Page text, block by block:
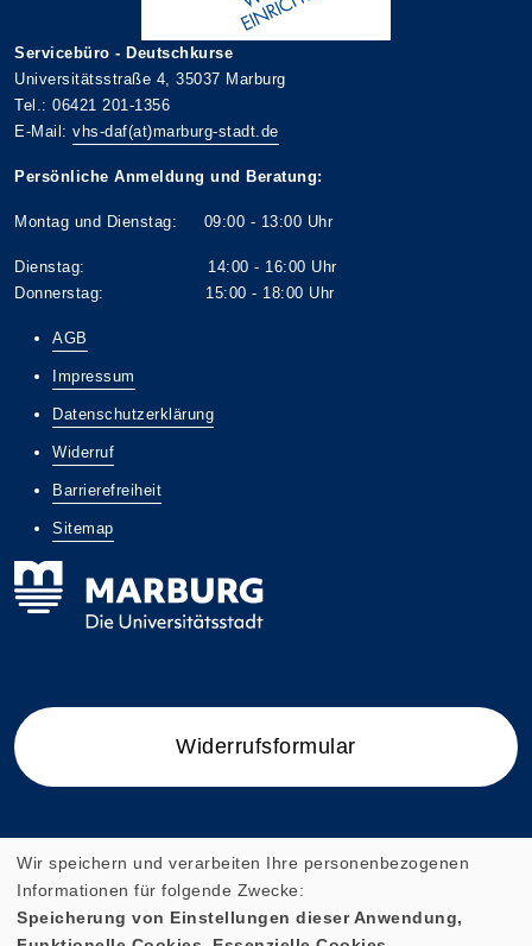
Servicebüro - Deutschkurse
Universitätsstraße 4, 35037 Marburg
Tel.: 06421 201-1356
E-Mail: vhs-daf(at)marburg-stadt.de
Persönliche Anmeldung und Beratung:
Montag und Dienstag: 09:00 - 13:00 Uhr
Dienstag: 14:00 - 16:00 Uhr
Donnerstag: 15:00 - 18:00 Uhr
AGB
Impressum
Datenschutzerklärung
Widerruf
Barrierefreiheit
Sitemap
Widerrufsformular
Cookie Einstellungen
Wir speichern und verarbeiten Ihre personenbezogenen
Informationen für folgende Zwecke:
Speicherung von Einstellungen dieser Anwendung,